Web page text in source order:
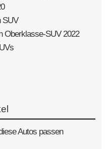
SUV
Oberklasse-SUV 2022
Autos passen